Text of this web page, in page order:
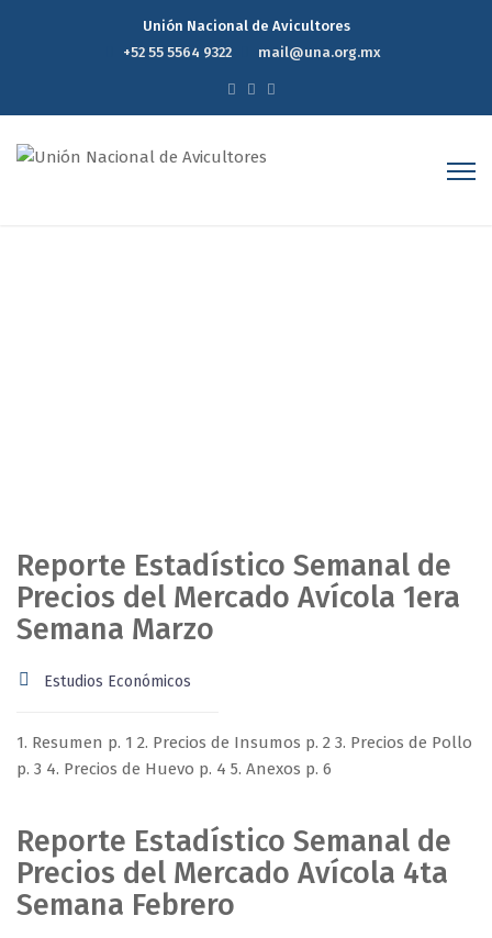
Unión Nacional de Avicultores
+52 55 5564 9322
mail@una.org.mx
Reporte Estadístico Semanal de
Precios del Mercado Avícola 1era
Semana Marzo
Estudios Económicos
1. Resumen p. 1 2. Precios de Insumos p. 2 3. Precios de Pollo
p. 3 4. Precios de Huevo p. 4 5. Anexos p. 6
Reporte Estadístico Semanal de
Precios del Mercado Avícola 4ta
Semana Febrero